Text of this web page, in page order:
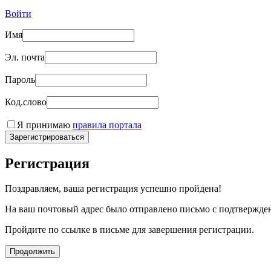
Войти
Имя
Эл. почта
Пароль
Код.слово
Я принимаю правила портала
Зарегистрироваться
Регистрация
Поздравляем, ваша регистрация успешно пройдена!
На ваш почтовый адрес было отправлено письмо с
Пройдите по ссылке в письме для завершения регистрации.
Продолжить